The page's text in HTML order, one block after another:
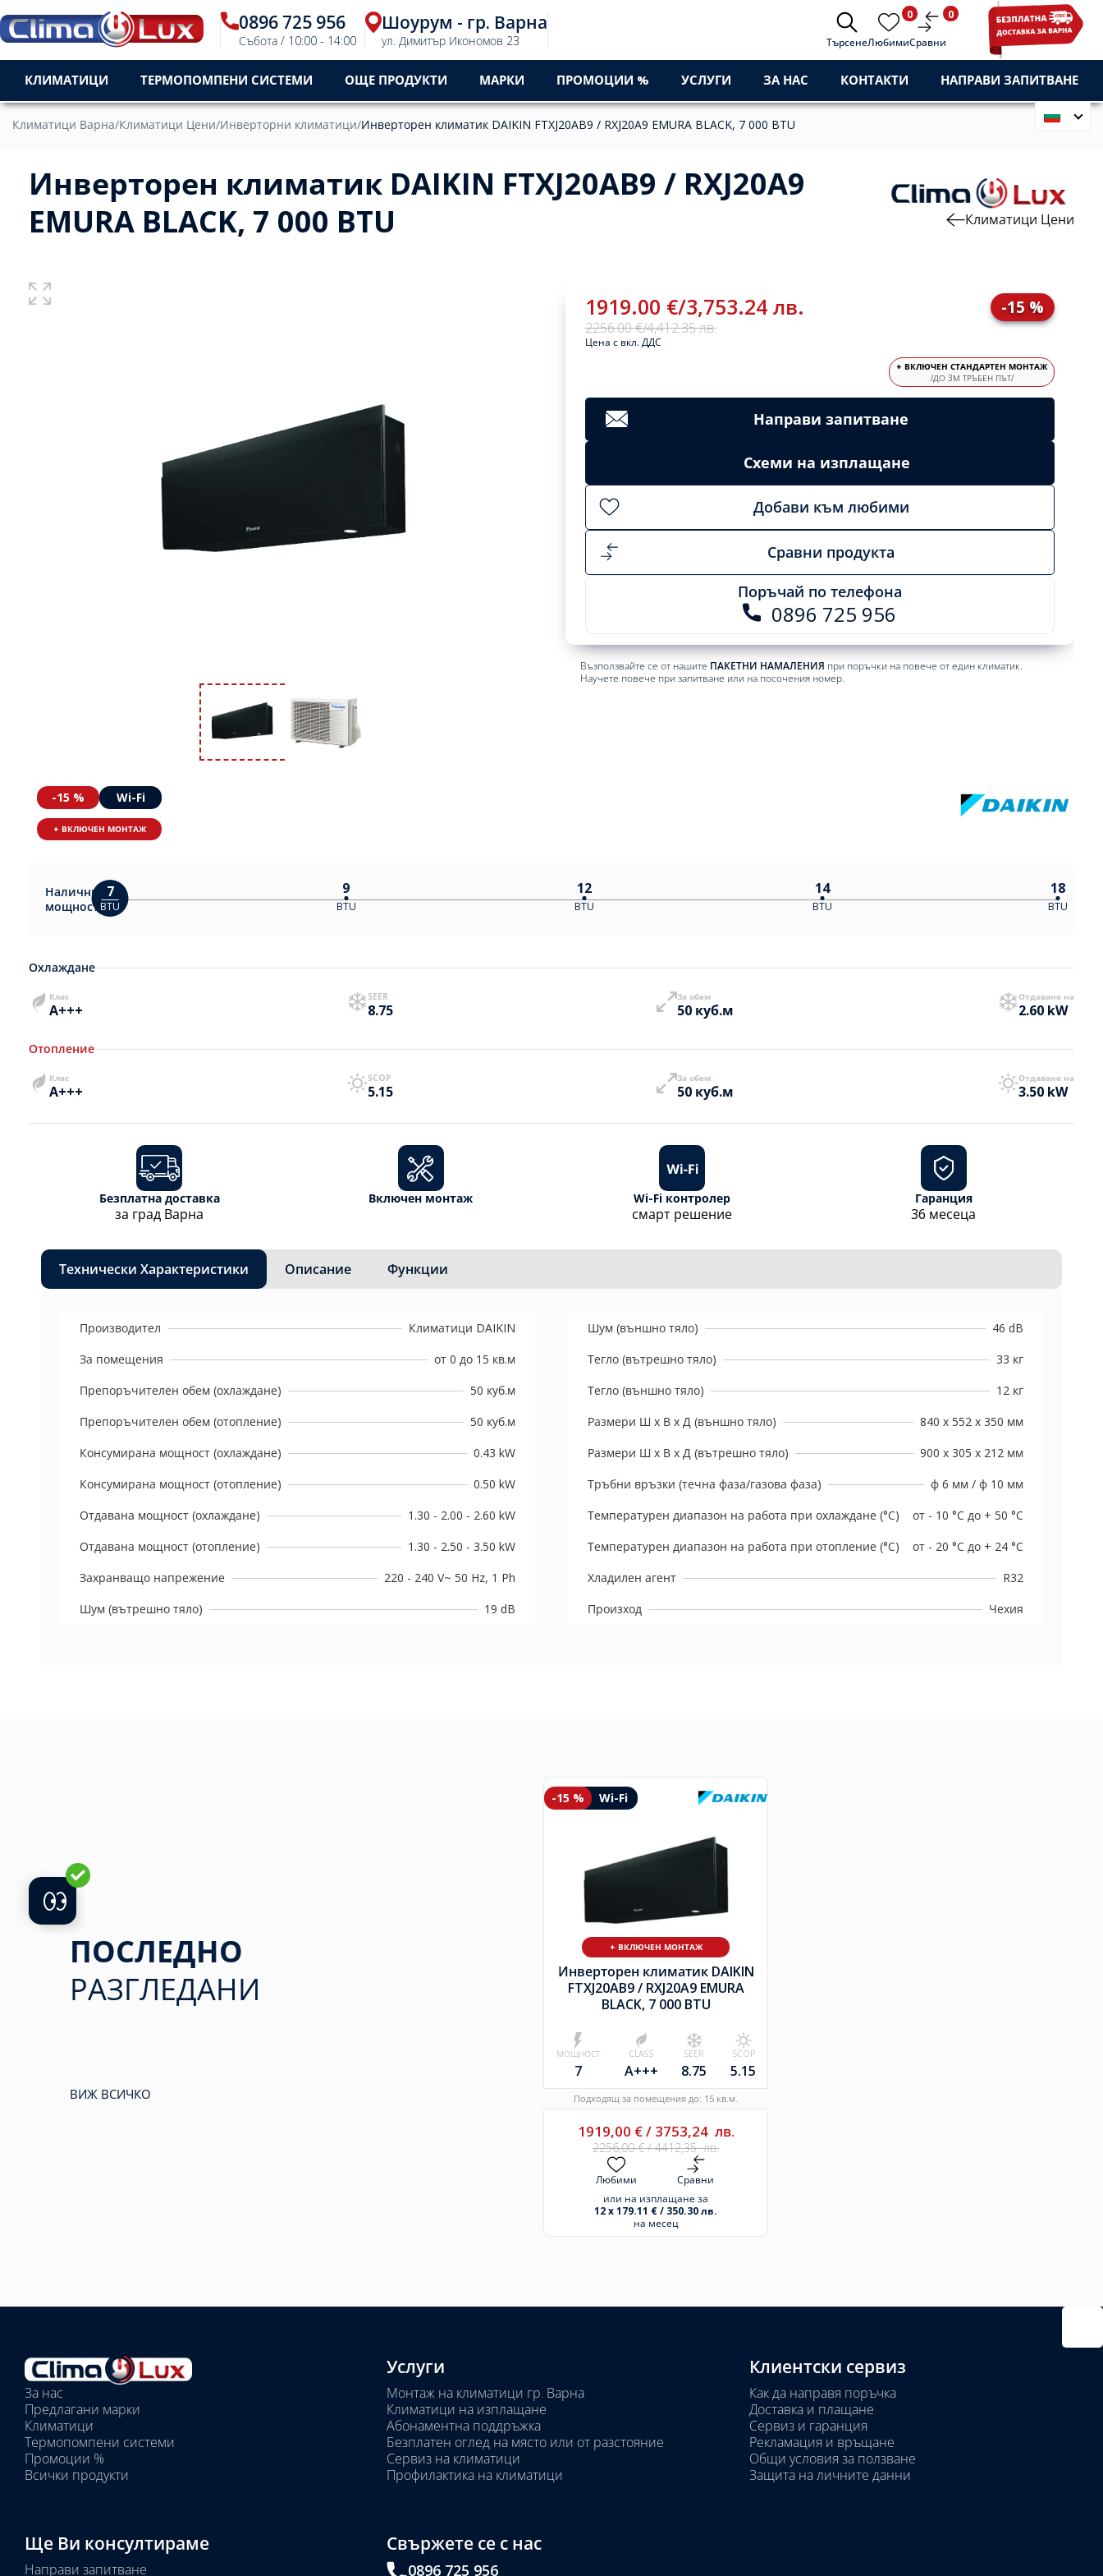
0896 725 956
Събота / 10:00 - 14:00
Шоурум - гр. Варна
ул. Димитър Икономов 23 ТърсенеЛюбими
0
Сравни
0
КЛИМАТИЦИ ТЕРМОПОМПЕНИ СИСТЕМИ ОЩЕ ПРОДУКТИ МАРКИ ПРОМОЦИИ % УСЛУГИ ЗА НАС КОНТАКТИ НАПРАВИ ЗАПИТВАНЕ
Климатици Варна/Климатици Цени/Инверторни климатици/Инверторен климатик DAIKIN FTXJ20AB9 / RXJ20A9 EMURA BLACK, 7 000 BTU
Инверторен климатик DAIKIN FTXJ20AB9 / RXJ20A9
EMURA BLACK, 7 000 BTU
Климатици Цени
1919.00 €/3,753.24 лв.
2256.00 €/4,412.35 лв.
-15 %
Цена с вкл. ДДС
+ ВКЛЮЧЕН СТАНДАРТЕН МОНТАЖ
/ДО 3М ТРЪБЕН ПЪТ/
Направи запитване
Схеми на изплащане
Добави към любими
Сравни продукта
Поръчай по телефона
0896 725 956
Възползвайте се от нашите ПАКЕТНИ НАМАЛЕНИЯ при поръчки на повече от един климатик.
Научете повече при запитване или на посочения номер.
-15 % Wi-Fi
+ ВКЛЮЧЕН МОНТАЖ
Налични
мощности:
7
BTU
9
BTU
12
BTU
14
BTU
18
BTU
Охлаждане
Клас
A+++
SEER
8.75
За обем
50 куб.м
Отдаване на
2.60 kW
Отопление
Клас
A+++
SCOP
5.15
За обем
50 куб.м
Отдаване на
3.50 kW
Безплатна доставка
за град Варна
Включен монтаж Wi-Fi контролер
смарт решение
Гаранция
36 месеца
Технически Характеристики Описание Функции
Производител
Климатици DAIKIN
За помещения
от 0 до 15 кв.м
Препоръчителен обем (охлаждане)
50 куб.м
Препоръчителен обем (отопление)
50 куб.м
Консумирана мощност (охлаждане)
0.43 kW
Консумирана мощност (отопление)
0.50 kW
Отдавана мощност (охлаждане)
1.30 - 2.00 - 2.60 kW
Отдавана мощност (отопление)
1.30 - 2.50 - 3.50 kW
Захранващо напрежение
220 - 240 V~ 50 Hz, 1 Ph
Шум (вътрешно тяло)
19 dB
Шум (външно тяло)
46 dB
Тегло (вътрешно тяло)
33 кг
Тегло (външно тяло)
12 кг
Размери Ш х В х Д (външно тяло)
840 x 552 x 350 мм
Размери Ш х В х Д (вътрешно тяло)
900 x 305 x 212 мм
Тръбни връзки (течна фаза/газова фаза)
ф 6 мм / ф 10 мм
Температурен диапазон на работа при охлаждане (°C)
от - 10 °C до + 50 °C
Температурен диапазон на работа при отопление (°C)
от - 20 °C до + 24 °C
Хладилен агент
R32
Произход
Чехия
ПОСЛЕДНО
РАЗГЛЕДАНИ
ВИЖ ВСИЧКО
-15 % Wi-Fi
+ ВКЛЮЧЕН МОНТАЖ
Инверторен климатик DAIKIN
FTXJ20AB9 /RXJ20A9 EMURA
BLACK, 7 000 BTU
МОЩНОСТ
7
CLASS
A+++
SEER
8.75
SCOP
5.15
Подходящ за помещения до: 15 кв.м.
1919,00 €/ 3753,24 лв.
2256,00€/4412,35лв.
Любими
Сравни
или на изплащане за
12 x 179.11 € / 350.30 лв.
на месец
Избрани
вътрешни
тела:
Избрано
тяло:
За нас
Предлагани марки
Климатици
Термопомпени системи
Промоции %
Всички продукти
Услуги
Монтаж на климатици гр. Варна
Климатици на изплащане
Абонаментна поддръжка
Безплатен оглед на място или от разстояние
Сервиз на климатици
Профилактика на климатици
Клиентски сервиз
Как да направя поръчка
Доставка и плащане
Сервиз и гаранция
Рекламация и връщане
Общи условия за ползване
Защита на личните данни
Ще Ви консултираме
Направи запитване
Свържете се с нас
0896 725 956